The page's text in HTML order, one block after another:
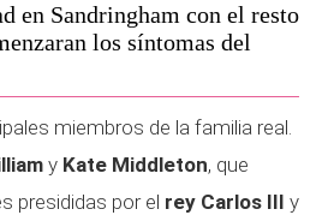
en Sandringham con el resto
los síntomas del
miembros de la familia real.
y Kate Middleton, que
presididas por el rey Carlos III y